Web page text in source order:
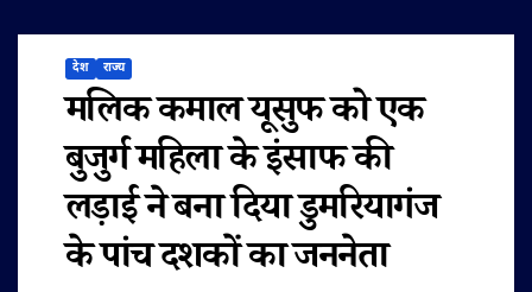
देश राज्य
मलिक कमाल यूसुफ को एक
बुजुर्ग महिला के इंसाफ की
लड़ाई ने बना दिया डुमरियागंज
के पांच दशकों का जननेता